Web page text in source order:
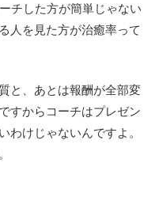
チした方が簡単じゃない
人を見た方が治癒率って
と、あとは報酬が全部変
すからコーチはプレゼン
わけじゃないんですよ。